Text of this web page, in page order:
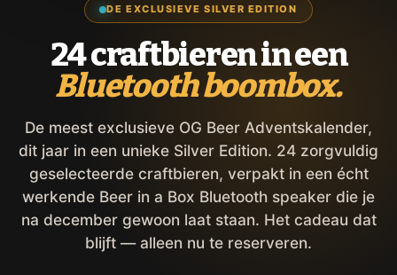
DE EXCLUSIEVE SILVER EDITION
24 craftbieren in een
Bluetooth boombox.
De meest exclusieve OG Beer Adventskalender,
dit jaar in een unieke Silver Edition. 24 zorgvuldig
geselecteerde craftbieren, verpakt in een écht
werkende Beer in a Box Bluetooth speaker die je
na december gewoon laat staan. Het cadeau dat
blijft — alleen nu te reserveren.